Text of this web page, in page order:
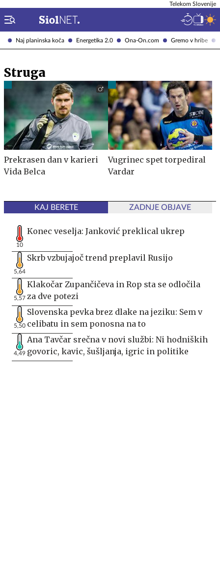
Naj planinska koča Energetika 2.0 Ona-On.com Gremo v hribe
Telekom Slovenije
Struga
Prekrasen dan v karieri
Vida Belca
Vugrinec spet torpediral
Vardar
KAJ BERETE ZADNJE OBJAVE
10
Konec veselja: Janković preklical ukrep
5,64
Skrb vzbujajoč trend preplavil Rusijo
5,57
Klakočar Zupančičeva in Rop sta se odločila
za dve potezi
5,50
Slovenska pevka brez dlake na jeziku: Sem v
celibatu in sem ponosna na to
4,49
Ana Tavčar srečna v novi službi: Ni hodniških
govoric, kavic, šušljanja, igric in politike